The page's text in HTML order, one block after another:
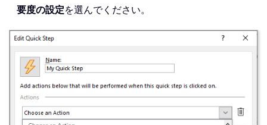
要度の設定を選んでください。